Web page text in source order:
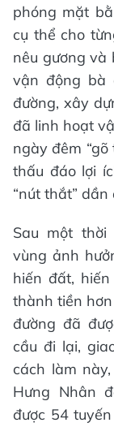
phóng mặt
cụ thể cho
nêu gương và
vận động bà
đường, xây
đã linh hoạt
ngày đêm
thấu đáo lợi
“nút thắt”
Sau một
vùng ảnh
hiến đất,
thành tiền
đường đã
cầu đi lại,
cách làm
Hưng Nhân
được 54